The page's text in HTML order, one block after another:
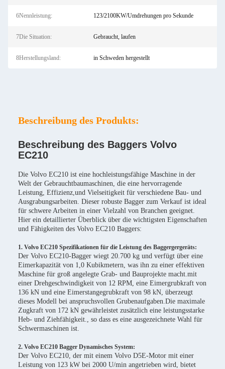
6Nennleistung: 123/2100KW/Umdrehungen pro Sekunde
7Die Situation: Gebraucht, laufen
8Herstellungsland: in Schweden hergestellt
Beschreibung des Produkts:
Beschreibung des Baggers Volvo
EC210
Die Volvo EC210 ist eine hochleistungsfähige Maschine in der
Welt der Gebrauchtbaumaschinen, die eine hervorragende
Leistung, Effizienz,und Vielseitigkeit für verschiedene Bau- und
Ausgrabungsarbeiten. Dieser robuste Bagger zum Verkauf ist ideal
für schwere Arbeiten in einer Vielzahl von Branchen geeignet.
Hier ein detaillierter Überblick über die wichtigsten Eigenschaften
und Fähigkeiten des Volvo EC210 Baggers:
1. Volvo EC210 Spezifikationen für die Leistung des Baggergergeräts:
Der Volvo EC210-Bagger wiegt 20.700 kg und verfügt über eine
Eimerkapazität von 1,0 Kubikmetern, was ihn zu einer effektiven
Maschine für groß angelegte Grab- und Bauprojekte macht.mit
einer Drehgeschwindigkeit von 12 RPM, eine Eimergrubkraft von
136 kN und eine Eimerstangegrubkraft von 98 kN, überzeugt
dieses Modell bei anspruchsvollen Grubenaufgaben.Die maximale
Zugkraft von 172 kN gewährleistet zusätzlich eine leistungsstarke
Heb- und Ziehfähigkeit., so dass es eine ausgezeichnete Wahl für
Schwermaschinen ist.
2. Volvo EC210 Bagger Dynamisches System:
Der Volvo EC210, der mit einem Volvo D5E-Motor mit einer
Leistung von 123 kW bei 2000 U/min angetrieben wird, bietet